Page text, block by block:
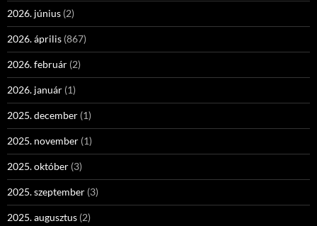
2026. június (2)
2026. április (867)
2026. február (2)
2026. január (1)
2025. december (1)
2025. november (1)
2025. október (3)
2025. szeptember (3)
2025. augusztus (2)